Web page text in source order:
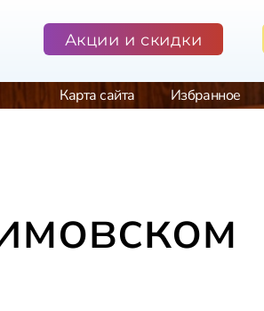
Акции и скидки
Карта сайта Избранное